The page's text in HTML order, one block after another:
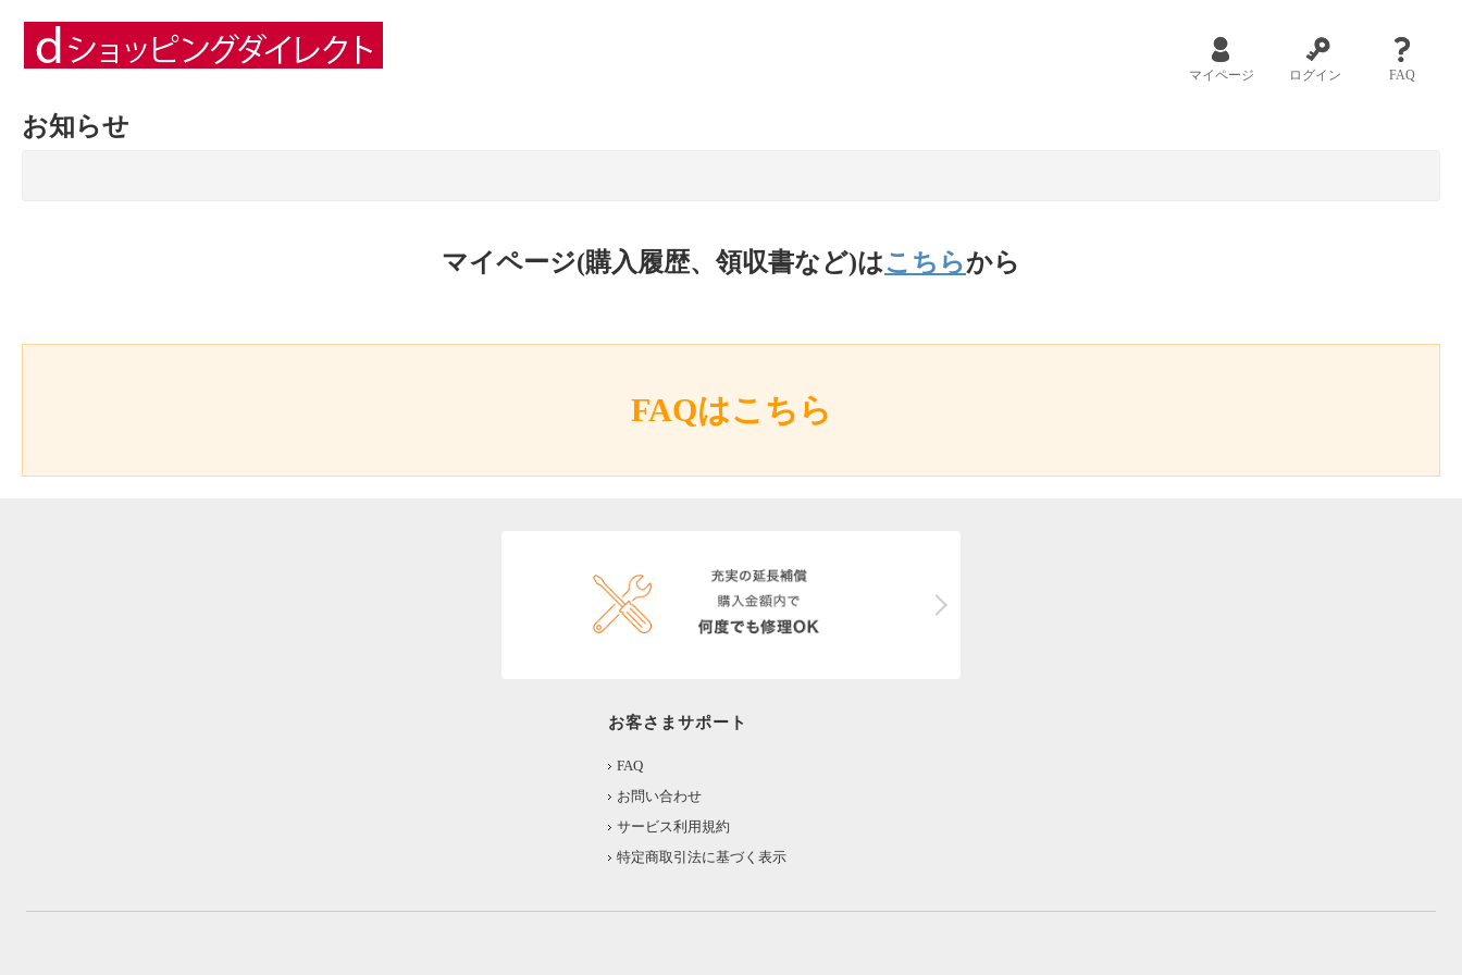
マイページ ログイン FAQ
お知らせ
マイページ(購入履歴、領収書など)はこちらから
FAQはこちら
お客さまサポート
FAQ
お問い合わせ
サービス利用規約
特定商取引法に基づく表示